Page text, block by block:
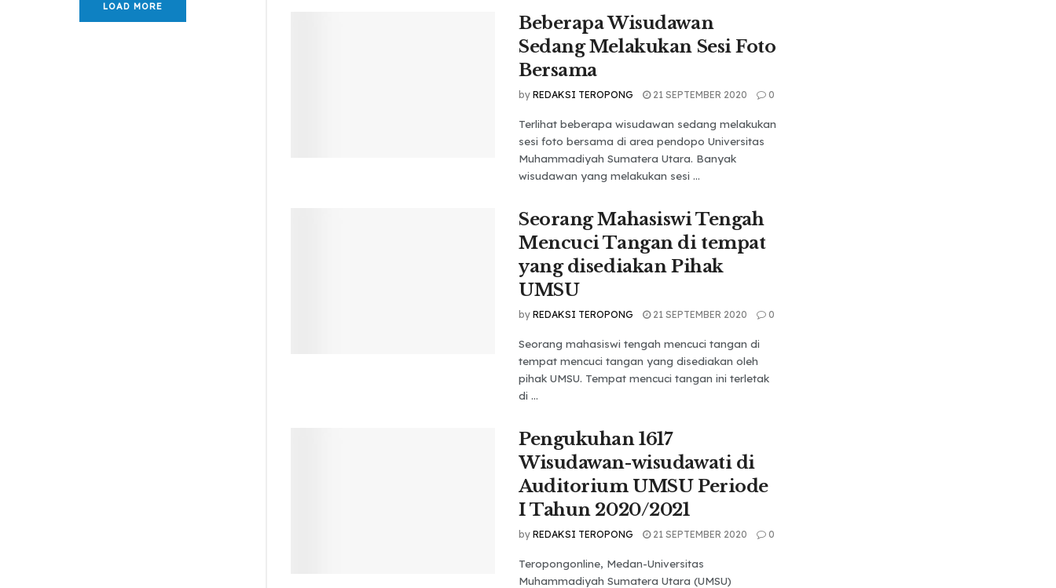
LOAD MORE
Beberapa Wisudawan
Sedang Melakukan Sesi Foto
Bersama
by REDAKSI TEROPONG 21 SEPTEMBER 2020 0
Terlihat beberapa wisudawan sedang melakukan
sesi foto bersama di area pendopo Universitas
Muhammadiyah Sumatera Utara. Banyak
wisudawan yang melakukan sesi ...
Seorang Mahasiswi Tengah
Mencuci Tangan di tempat
yang disediakan Pihak
UMSU
by REDAKSI TEROPONG 21 SEPTEMBER 2020 0
Seorang mahasiswi tengah mencuci tangan di
tempat mencuci tangan yang disediakan oleh
pihak UMSU. Tempat mencuci tangan ini terletak
di ...
Pengukuhan 1617
Wisudawan-wisudawati di
Auditorium UMSU Periode
I Tahun 2020/2021
by REDAKSI TEROPONG 21 SEPTEMBER 2020 0
Teropongonline, Medan-Universitas
Muhammadiyah Sumatera Utara (UMSU)